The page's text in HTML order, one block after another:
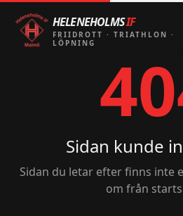
HELENEHOLMSIF
FRIIDROTT · TRIATHLON ·
LÖPNING
Sidan kunde
Sidan du letar efter finns inte
om från